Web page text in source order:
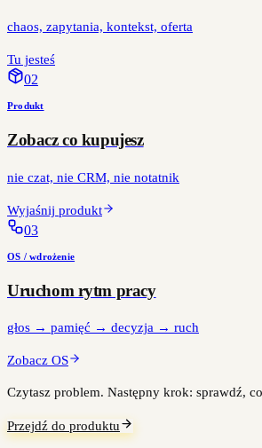
chaos, zapytania, kontekst, oferta
Tu jesteś
02
Produkt
Zobacz co kupujesz
nie czat, nie CRM, nie notatnik
Wyjaśnij produkt
03
OS / wdrożenie
Uruchom rytm pracy
głos → pamięć → decyzja → ruch
Zobacz OS
Czytasz problem. Następny krok: sprawdź,
Przejdź do produktu